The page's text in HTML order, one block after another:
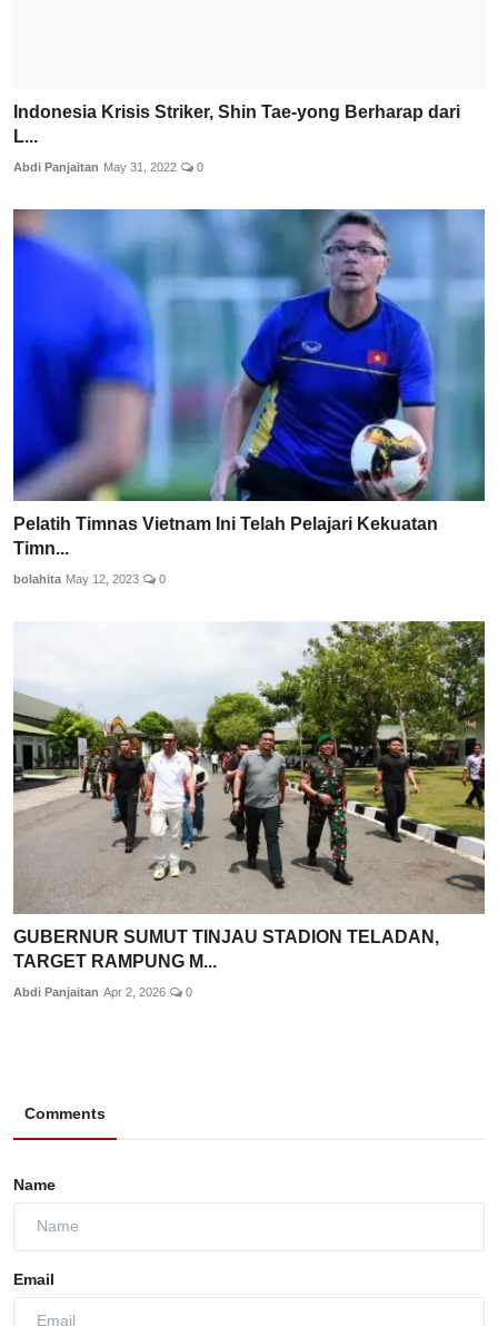
Indonesia Krisis Striker, Shin Tae-yong Berharap dari
L...
Abdi Panjaitan May 31, 2022 0
Pelatih Timnas Vietnam Ini Telah Pelajari Kekuatan
Timn...
bolahita May 12, 2023 0
GUBERNUR SUMUT TINJAU STADION TELADAN,
TARGET RAMPUNG M...
Abdi Panjaitan Apr 2, 2026 0
Comments
Name
Email